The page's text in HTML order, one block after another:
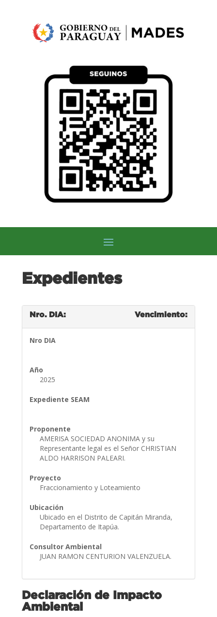
Expedientes
Nro. DIA: Vencimiento:
Nro DIA
Año
2025
Expediente SEAM
Proponente
AMERISA SOCIEDAD ANONIMA y su
Representante legal es el Señor CHRISTIAN
ALDO HARRISON PALEARI.
Proyecto
Fraccionamiento y Loteamiento
Ubicación
Ubicado en el Distrito de Capitán Miranda,
Departamento de Itapúa.
Consultor Ambiental
JUAN RAMON CENTURION VALENZUELA.
Declaración de Impacto
Ambiental